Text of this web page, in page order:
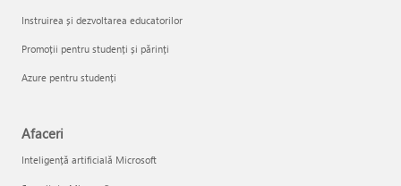
Instruirea și dezvoltarea educatorilor
Promoții pentru studenți și părinți
Azure pentru studenți
Afaceri
Inteligență artificială Microsoft